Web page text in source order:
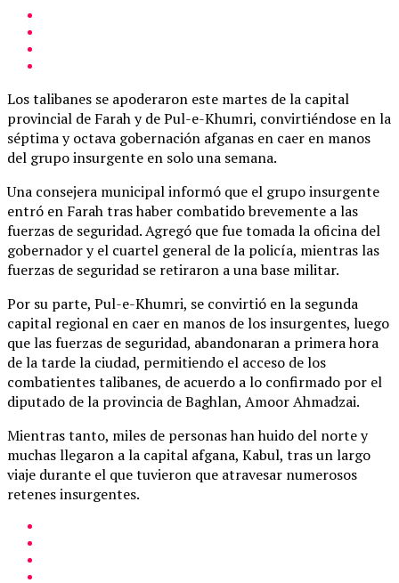
Los talibanes se apoderaron este martes de la capital
provincial de Farah y de Pul-e-Khumri, convirtiéndose en la
séptima y octava gobernación afganas en caer en manos
del grupo insurgente en solo una semana.
Una consejera municipal informó que el grupo insurgente
entró en Farah tras haber combatido brevemente a las
fuerzas de seguridad. Agregó que fue tomada la oficina del
gobernador y el cuartel general de la policía, mientras las
fuerzas de seguridad se retiraron a una base militar.
Por su parte, Pul-e-Khumri, se convirtió en la segunda
capital regional en caer en manos de los insurgentes, luego
que las fuerzas de seguridad, abandonaran a primera hora
de la tarde la ciudad, permitiendo el acceso de los
combatientes talibanes, de acuerdo a lo confirmado por el
diputado de la provincia de Baghlan, Amoor Ahmadzai.
Mientras tanto, miles de personas han huido del norte y
muchas llegaron a la capital afgana, Kabul, tras un largo
viaje durante el que tuvieron que atravesar numerosos
retenes insurgentes.